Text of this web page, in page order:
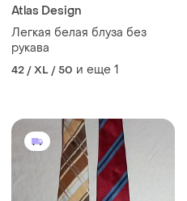
Atlas Design
Легкая белая блуза без
рукава
42 / XL / 50 и еще 1